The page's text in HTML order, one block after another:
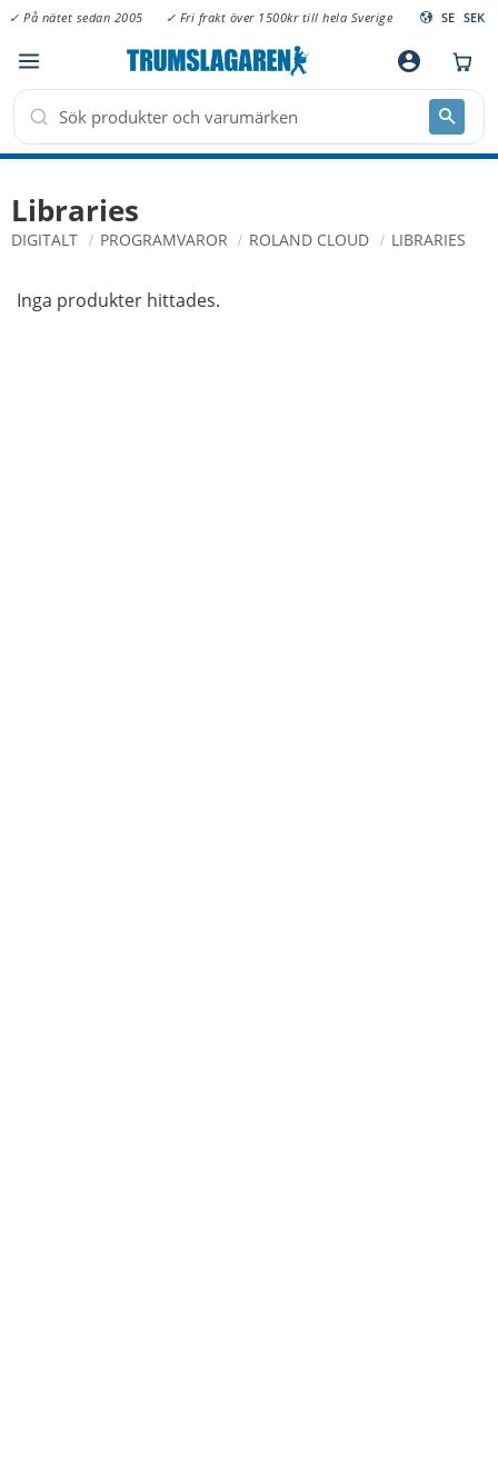
Meny
✓ På nätet sedan 2005 ✓ Fri frakt över 1500kr till hela Sverige SE SEK
account_circle
Libraries
DIGITALT PROGRAMVAROR ROLAND CLOUD LIBRARIES
Inga produkter hittades.